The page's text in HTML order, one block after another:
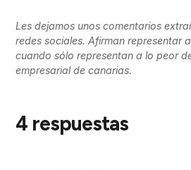
Les dejamos unos comentarios
redes sociales. Afirman representar
cuando sólo representan a lo peor
empresarial de canarias.
4 respuestas